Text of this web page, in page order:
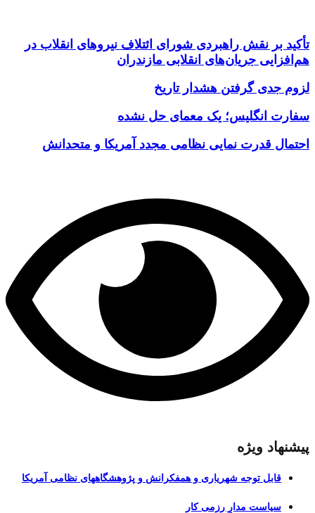
تأکید بر نقش راهبردی شورای ائتلاف نیروهای انقلاب در
هم‌افزایی جریان‌های انقلابی مازندران
لزوم جدی گرفتن هشدار تاریخ
سفارت انگلیس؛ یک معمای حل نشده
احتمال قدرت نمایی نظامی مجدد آمریکا و متحدانش
پیشنهاد ویژه
قابل توجه شهریاری و همفکرانش و پژوهشگاههای نظامی آمریکا
سیاست مدارِ رزمی کار